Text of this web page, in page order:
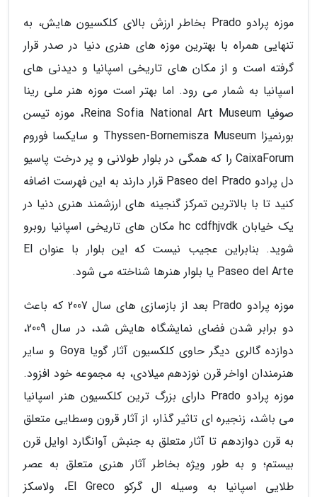
موزه پرادو Prado بخاطر ارزش بالای کلکسیون هایش، به
تنهایی همراه با بهترین موزه های هنری دنیا در صدر قرار
گرفته است و از مکان های تاریخی اسپانیا و دیدنی های
اسپانیا به شمار می رود. اما بهتر است موزه هنر ملی رینا
صوفیا Reina Sofia National Art Museum، موزه تیسن
بورنمیزا Thyssen-Bornemisza Museum و سایکسا فوروم
CaixaForum را که همگی در بلوار طولانی و پر درخت پاسیو
دل پرادو Paseo del Prado قرار دارند به این فهرست اضافه
کنید تا با بالاترین تمرکز گنجینه های ارزشمند هنری دنیا در
یک خیابان hc cdfhjvdk مکان های تاریخی اسپانیا روبرو
شوید. بنابراین عجیب نیست که این بلوار با عنوان El
Paseo del Arte یا بلوار هنرها شناخته می شود.
موزه پرادو Prado بعد از بازسازی های سال 2007 که باعث
دو برابر شدن فضای نمایشگاه هایش شد، در سال 2009،
دوازده گالری دیگر حاوی کلکسیون آثار گویا Goya و سایر
هنرمندان اواخر قرن نوزدهم میلادی، به مجموعه خود افزود.
موزه پرادو Prado دارای بزرگ ترین کلکسیون هنر اسپانیا
می باشد، زنجیره ای تاثیر گذار، از آثار قرون وسطایی متعلق
به قرن دوازدهم تا آثار متعلق به جنبش آوانگارد اوایل قرن
بیستم؛ و به طور ویژه بخاطر آثار هنری متعلق به عصر
طلایی اسپانیا به وسیله ال گرکو El Greco، ولاسکز